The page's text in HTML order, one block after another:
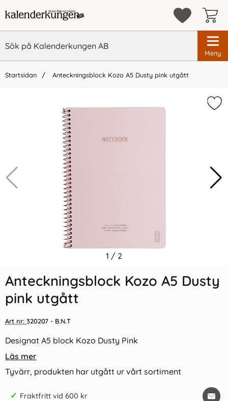
Meny
Startsidan Anteckningsblock Kozo A5 Dusty pink utgått
Vi rekommenderar
55 kr/st 109 kr/st
1 / 2
Anteckningsblock Kozo A5 Dusty
pink utgått
Art nr: 320207 - B.N.T
Designat A5 block Kozo Dusty Pink
Läs mer
Tyvärr, produkten har utgått ur vårt sortiment
✓ Fraktfritt vid 600 kr